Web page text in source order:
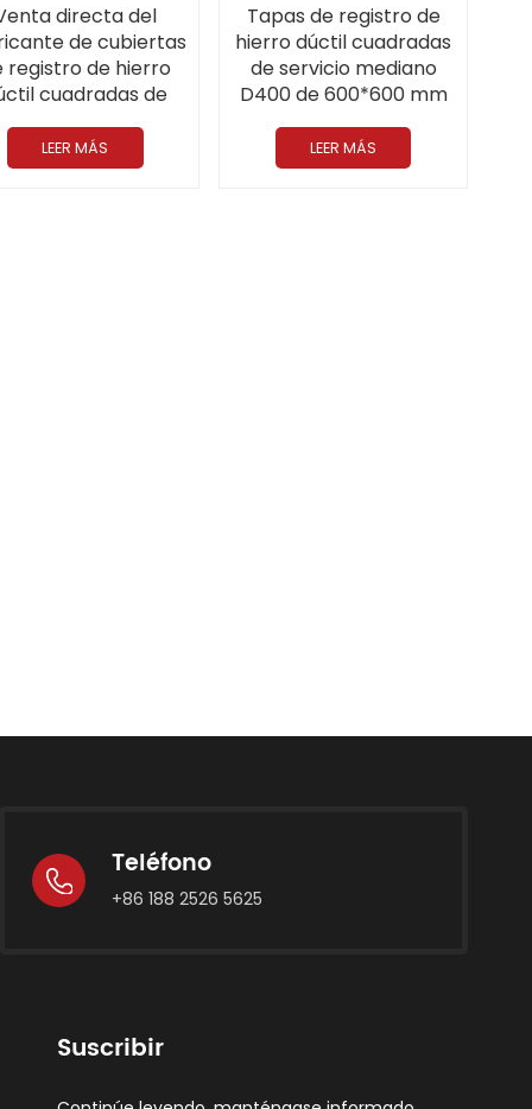
directa del
de cubiertas
registro de hierro
cuadradas de
mediano C250
* 600 mm (23,6
pulgadas)
LEER MÁS
Tapas de registro de
hierro dúctil cuadradas
de servicio mediano
D400 de 600*600 mm
(23,6 pulgadas)
LEER MÁS
Teléfono
+86 188 2526 5625
Suscribir